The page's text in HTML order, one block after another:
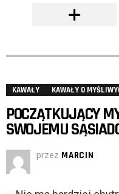
KAWAŁY KAWAŁY O
POCZĄTKUJĄCY
SWOJEMU
przez MARCIN